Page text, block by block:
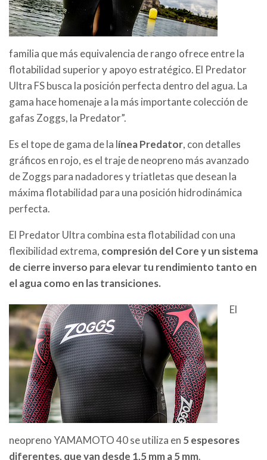
familia que más equivalencia de rango ofrece entre la
flotabilidad superior y apoyo estratégico. El Predator
Ultra FS busca la posición perfecta dentro del agua. La
gama hace homenaje a la más importante colección de
gafas Zoggs, la Predator”.
Es el tope de gama de la línea Predator, con detalles
gráficos en rojo, es el traje de neopreno más avanzado
de Zoggs para nadadores y triatletas que desean la
máxima flotabilidad para una posición hidrodinámica
perfecta.
El Predator Ultra combina esta flotabilidad con una
flexibilidad extrema, compresión del Core y un sistema
de cierre inverso para elevar tu rendimiento tanto en
el agua como en las transiciones.
El
neopreno YAMAMOTO 40 se utiliza en 5 espesores
diferentes, que van desde 1,5 mm a 5 mm.